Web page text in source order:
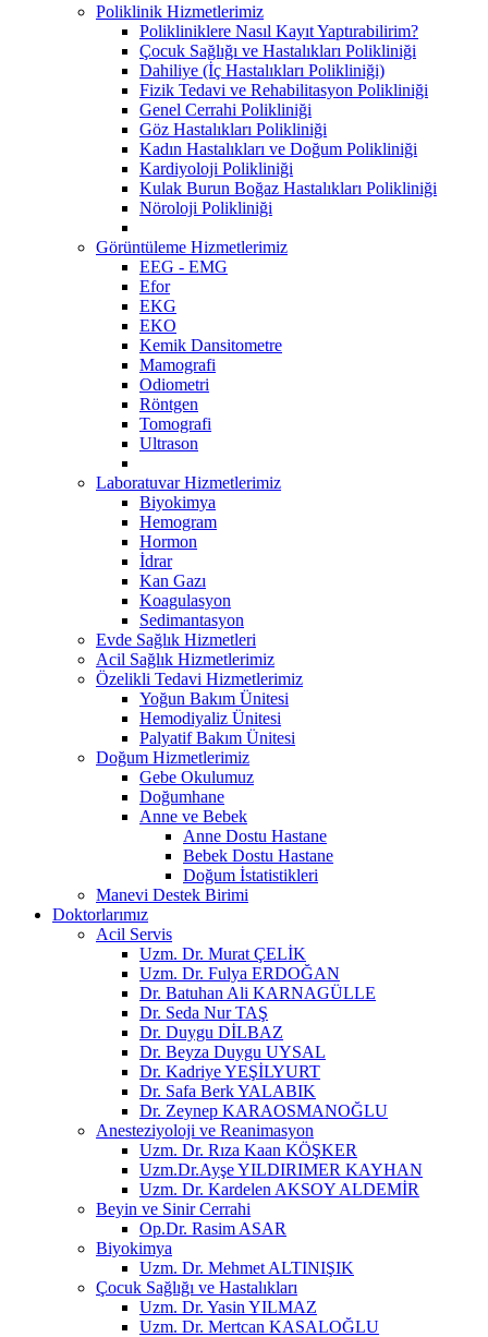
Poliklinik Hizmetlerimiz
Polikliniklere Nasıl Kayıt Yaptırabilirim?
Çocuk Sağlığı ve Hastalıkları Polikliniği
Dahiliye (İç Hastalıkları Polikliniği)
Fizik Tedavi ve Rehabilitasyon Polikliniği
Genel Cerrahi Polikliniği
Göz Hastalıkları Polikliniği
Kadın Hastalıkları ve Doğum Polikliniği
Kardiyoloji Polikliniği
Kulak Burun Boğaz Hastalıkları Polikliniği
Nöroloji Polikliniği
Görüntüleme Hizmetlerimiz
EEG - EMG
Efor
EKG
EKO
Kemik Dansitometre
Mamografi
Odiometri
Röntgen
Tomografi
Ultrason
Laboratuvar Hizmetlerimiz
Biyokimya
Hemogram
Hormon
İdrar
Kan Gazı
Koagulasyon
Sedimantasyon
Evde Sağlık Hizmetleri
Acil Sağlık Hizmetlerimiz
Özelikli Tedavi Hizmetlerimiz
Yoğun Bakım Ünitesi
Hemodiyaliz Ünitesi
Palyatif Bakım Ünitesi
Doğum Hizmetlerimiz
Gebe Okulumuz
Doğumhane
Anne ve Bebek
Anne Dostu Hastane
Bebek Dostu Hastane
Doğum İstatistikleri
Manevi Destek Birimi
Doktorlarımız
Acil Servis
Uzm. Dr. Murat ÇELİK
Uzm. Dr. Fulya ERDOĞAN
Dr. Batuhan Ali KARNAGÜLLE
Dr. Seda Nur TAŞ
Dr. Duygu DİLBAZ
Dr. Beyza Duygu UYSAL
Dr. Kadriye YEŞİLYURT
Dr. Safa Berk YALABIK
Dr. Zeynep KARAOSMANOĞLU
Anesteziyoloji ve Reanimasyon
Uzm. Dr. Rıza Kaan KÖŞKER
Uzm.Dr.Ayşe YILDIRIMER KAYHAN
Uzm. Dr. Kardelen AKSOY ALDEMİR
Beyin ve Sinir Cerrahi
Op.Dr. Rasim ASAR
Biyokimya
Uzm. Dr. Mehmet ALTINIŞIK
Çocuk Sağlığı ve Hastalıkları
Uzm. Dr. Yasin YILMAZ
Uzm. Dr. Mertcan KASALOĞLU